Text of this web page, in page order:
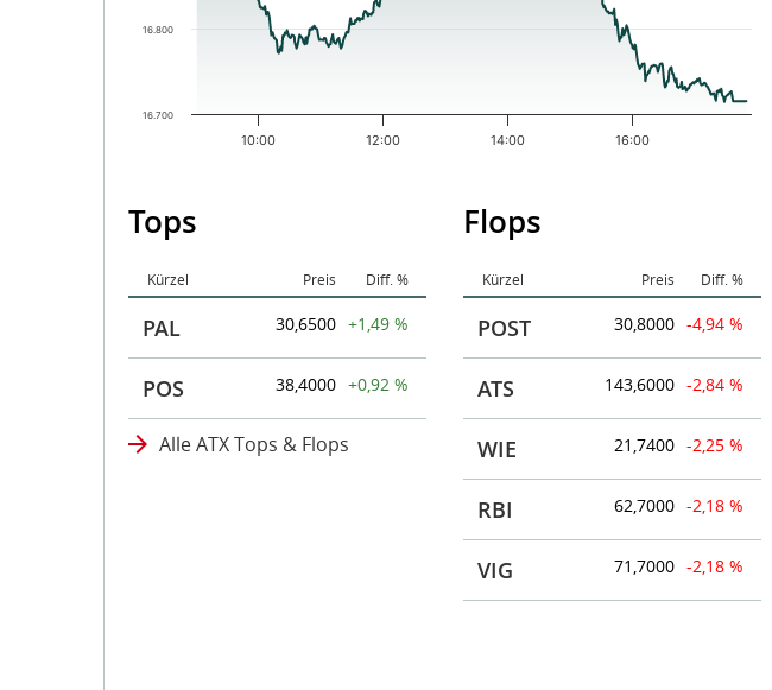
10:00 12:00 14:00 16:00
16.700
16.800
Tops
Kürzel Preis Diff. %
PAL 30,6500 +1,49 %
POS 38,4000 +0,92 %
Alle ATX Tops & Flops
Flops
Kürzel Preis Diff. %
POST 30,8000 -4,94 %
ATS 143,6000 -2,84 %
WIE 21,7400 -2,25 %
RBI 62,7000 -2,18 %
VIG 71,7000 -2,18 %